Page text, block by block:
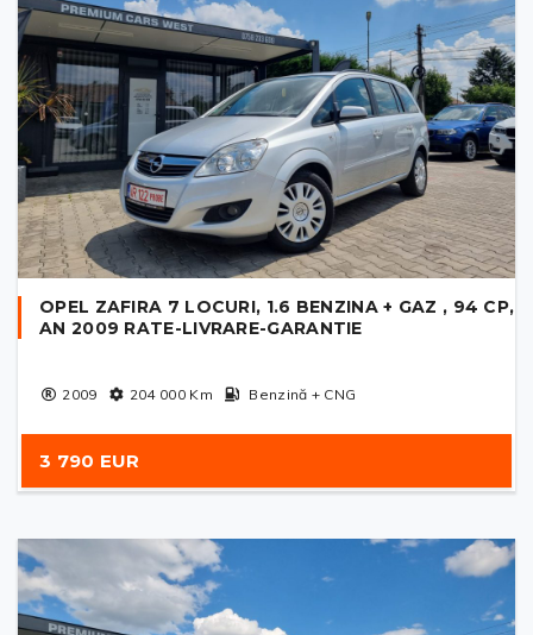
OPEL ZAFIRA 7 LOCURI, 1.6 BENZINA + GAZ , 94 CP,
AN 2009 RATE-LIVRARE-GARANTIE
2009 204 000Km Benzină + CNG
3 790 EUR